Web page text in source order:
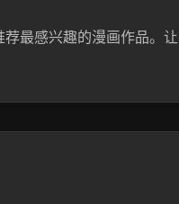
最感兴趣的漫画作品。